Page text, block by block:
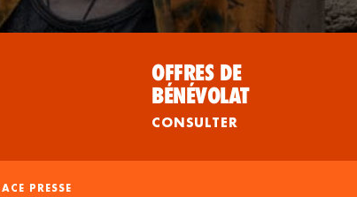
OFFRES DE
BÉNÉVOLAT
CONSULTER
PRESSE